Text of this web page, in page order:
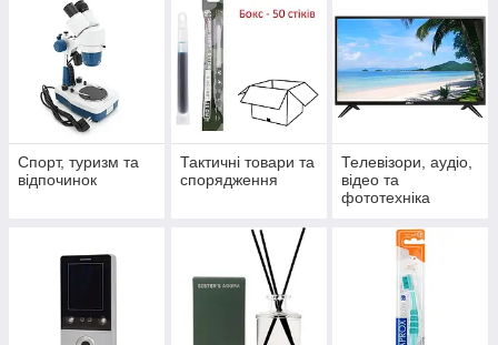
Спорт, туризм та
відпочинок
Тактичні товари та
спорядження
Телевізори, аудіо,
відео та
фототехніка